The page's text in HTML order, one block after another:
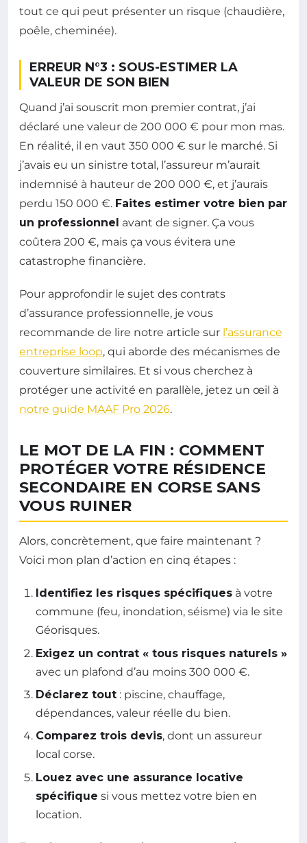
tout ce qui peut présenter un risque (chaudière,
poêle, cheminée).
ERREUR N°3 : SOUS-ESTIMER LA
VALEUR DE SON BIEN
Quand j’ai souscrit mon premier contrat, j’ai
déclaré une valeur de 200 000 € pour mon mas.
En réalité, il en vaut 350 000 € sur le marché. Si
j’avais eu un sinistre total, l’assureur m’aurait
indemnisé à hauteur de 200 000 €, et j’aurais
perdu 150 000 €. Faites estimer votre bien par
un professionnel avant de signer. Ça vous
coûtera 200 €, mais ça vous évitera une
catastrophe financière.
Pour approfondir le sujet des contrats
d’assurance professionnelle, je vous
recommande de lire notre article sur l’assurance
entreprise loop, qui aborde des mécanismes de
couverture similaires. Et si vous cherchez à
protéger une activité en parallèle, jetez un œil à
notre guide MAAF Pro 2026.
LE MOT DE LA FIN : COMMENT
PROTÉGER VOTRE RÉSIDENCE
SECONDAIRE EN CORSE SANS
VOUS RUINER
Alors, concrètement, que faire maintenant ?
Voici mon plan d’action en cinq étapes :
Identifiez les risques spécifiques à votre
commune (feu, inondation, séisme) via le site
Géorisques.
Exigez un contrat « tous risques naturels »
avec un plafond d’au moins 300 000 €.
Déclarez tout : piscine, chauffage,
dépendances, valeur réelle du bien.
Comparez trois devis, dont un assureur
local corse.
Louez avec une assurance locative
spécifique si vous mettez votre bien en
location.